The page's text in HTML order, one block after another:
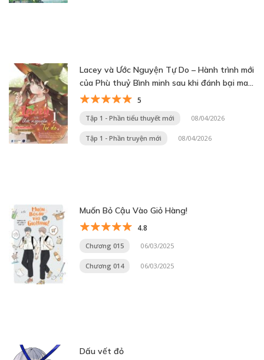
Lacey và Ước Nguyện Tự Do – Hành trình mới
của Phù thuỷ Bình minh sau khi đánh bại ma
vương
5
Tập 1 - Phần tiểu thuyết mới 08/04/2026
Tập 1 - Phần truyện mới 08/04/2026
Muốn Bỏ Cậu Vào Giỏ Hàng!
4.8
Chương 015 06/03/2025
Chương 014 06/03/2025
Dấu vết đỏ